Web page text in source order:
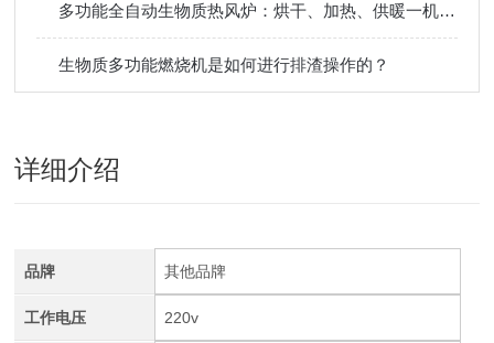
多功能全自动生物质热风炉：烘干、加热、供暖一机多用，提升生产效率
生物质多功能燃烧机是如何进行排渣操作的？
详细介绍
品牌 其他品牌
工作电压 220v